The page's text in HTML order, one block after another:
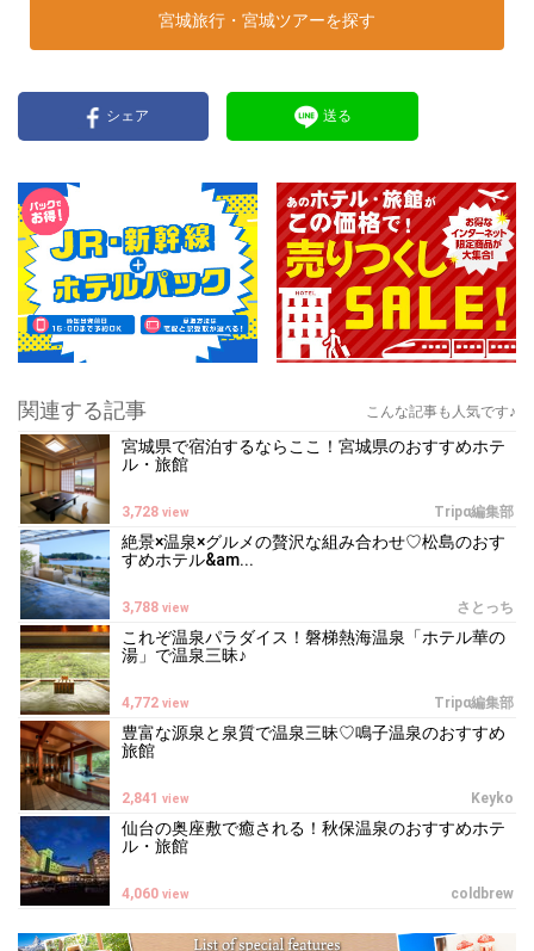
宮城旅行・宮城ツアーを探す
シェア 送る
関連する記事 こんな記事も人気です♪
宮城県で宿泊するならここ！宮城県のおすすめホテ
ル・旅館
Tripα編集部
3,728 view
絶景×温泉×グルメの贅沢な組み合わせ♡松島のおす
すめホテル&am...
さとっち
3,788 view
これぞ温泉パラダイス！磐梯熱海温泉「ホテル華の
湯」で温泉三昧♪
Tripα編集部
4,772 view
豊富な源泉と泉質で温泉三昧♡鳴子温泉のおすすめ
旅館
Keyko
2,841 view
仙台の奥座敷で癒される！秋保温泉のおすすめホテ
ル・旅館
coldbrew
4,060 view